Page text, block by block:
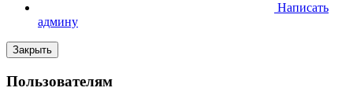
Написать
админу
Закрыть
Пользователям